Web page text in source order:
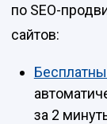
по SEO-
сайтов:
за 2